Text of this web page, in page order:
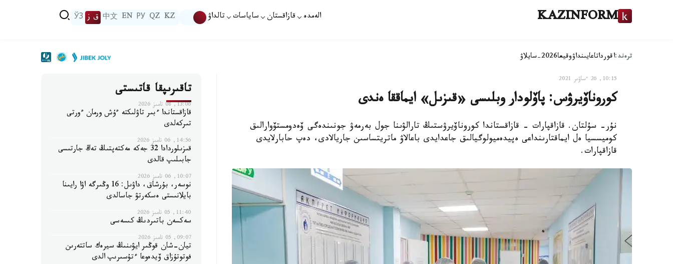
KAZINFORM الەمدە قازاقستان ساياسات تالداۋ KZ
QZ
РУ
EN
中文 ق ز ЎЗ
ترەند:اقورداتاعايىنداۋوقيعا2026-سايلاۋ
10:15, 26 ءساۋىر 2021
كوروناۆيرۋس: پاۆلودار وبلىسى «قىزىل» ايماققا ەندى
نۇر- سۇلتان. قازاقپارات - قازاقستاندا كوروناۆيرۋستىڭ تارالۋىنا جول بەرمەۋ جونىندەگى ۆەدومستۆوارالىق
كوميسسيا ەل ايماقتارىنداعى ەپيدەميولوگيالىق جاعدايدى باعالاۋ ماتريتساسىن جاريالادى، دەپ حابارلايدى
قازاقپارات.
تاقىرىپقا قاتىستى
13:06, 08 تامىز 2026
قازاقستاندا ءبىر تاۋلىكتە ءۇش ورمان ءورتى
تىركەلدى
14:56, 06 تامىز 2026
قىزىلوردادا 32 جەكە مەكتەپتىڭ تەڭ جارتىسى
جابىلىپ قالدى
10:07, 06 تامىز 2026
نوسەر، بۇرشاق، داۋىل: 16 وڭىرگە اۋا رايىنا
بايلانىستى ەسكەرتۋ جاسالدى
11:40, 05 تامىز 2026
سەكسەن باتىردىڭ كىسەسى
09:07, 05 تامىز 2026
تيان-شان قوڭىر ايۋىنىڭ سيرەك ساتتەرىن
فوتوتۇزاق ۆيدەوعا ءتۇسىرىپ الدى